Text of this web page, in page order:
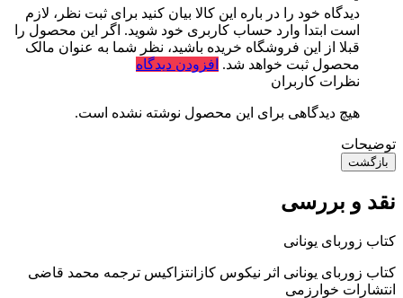
دیدگاه خود را در باره این کالا بیان کنید برای ثبت نظر، لازم
است ابتدا وارد حساب کاربری خود شوید. اگر این محصول را
قبلا از این فروشگاه خریده باشید، نظر شما به عنوان مالک
محصول ثبت خواهد شد. افزودن دیدگاه
نظرات کاربران
هیچ دیدگاهی برای این محصول نوشته نشده است.
توضیحات
بازگشت
نقد و بررسی
کتاب زوربای یونانی
کتاب زوربای یونانی اثر نیکوس کازانتزاکیس ترجمه محمد قاضی
انتشارات خوارزمی